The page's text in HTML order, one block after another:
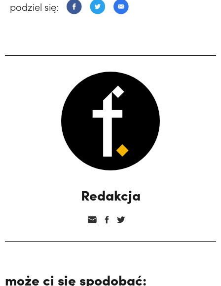
podziel się:
Redakcja
może ci się spodobać: